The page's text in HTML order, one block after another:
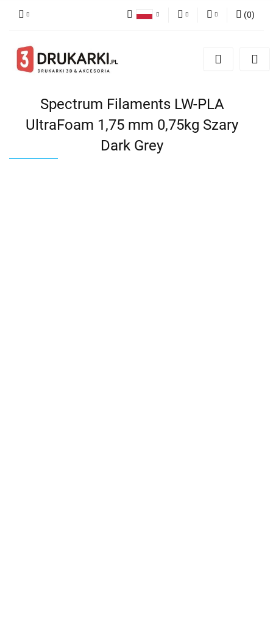
English
Zarejestruj się
(0)
Spectrum Filaments LW-PLA
UltraFoam 1,75 mm 0,75kg Szary
Dark Grey